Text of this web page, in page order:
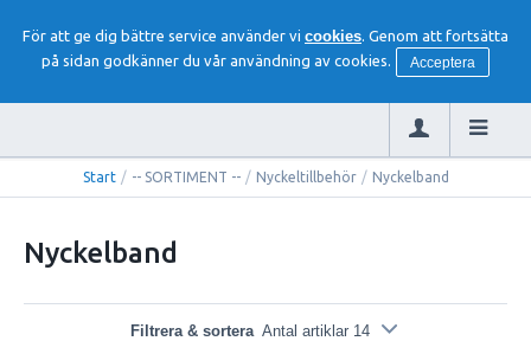
För att ge dig bättre service använder vi cookies. Genom att fortsätta
på sidan godkänner du vår användning av cookies.
Acceptera
Start / -- SORTIMENT -- / Nyckeltillbehör / Nyckelband
Nyckelband
Filtrera & sortera Antal artiklar 14